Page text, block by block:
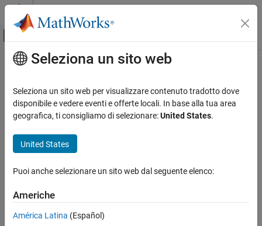
Vai al contenuto
Attiva/disattiva menu di navigazione
Pagina iniziale della documentazione
Contenuto principale
Seleziona un sito web
Seleziona un sito web per visualizzare contenuto tradotto dove
disponibile e vedere eventi e offerte locali. In base alla tua area
geografica, ti consigliamo di selezionare:United States.
United States
Puoi anche selezionare un sito web dal seguente elenco:
Americhe
América Latina (Español)